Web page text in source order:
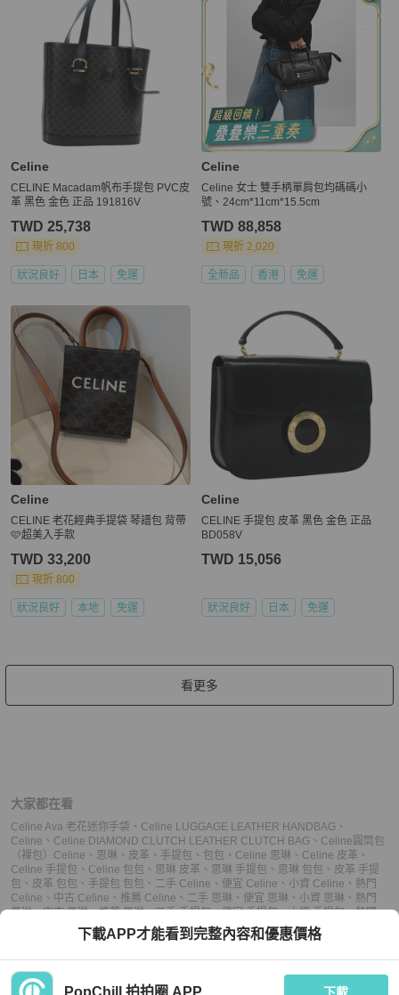
Celine
CELINE Macadam帆布手提包 PVC皮
革 黑色 金色 正品 191816V
TWD 25,738
現折 800
狀況良好 日本 免運
Celine
Celine 女士 雙手柄單肩包均碼碼小
號、24cm*11cm*15.5cm
TWD 88,858
現折 2,020
全新品 香港 免運
Celine
CELINE 老花經典手提袋 琴譜包 背帶
🩷超美入手款
TWD 33,200
現折 800
狀況良好 本地 免運
Celine
CELINE 手提包 皮革 黑色 金色 正品
BD058V
TWD 15,056
狀況良好 日本 免運
看更多
大家都在看
Celine Ava 老花迷你手袋 、 Celine LUGGAGE LEATHER HANDBAG 、
Celine 、 Celine DIAMOND CLUTCH LEATHER CLUTCH BAG 、 Celine圓筒包
（裸包） Celine 、 思琳 、 皮革 、 手提包 、 包包 、 Celine 思琳 、 Celine 皮革 、
Celine 手提包 、 Celine 包包 、 思琳 皮革 、 思琳 手提包 、 思琳 包包 、 皮革 手提
包 、 皮革 包包 、 手提包 包包 、 二手 Celine 、 便宜 Celine 、 小資 Celine 、 熱門
Celine 、 中古 Celine 、 推薦 Celine 、 二手 思琳 、 便宜 思琳 、 小資 思琳 、 熱門
思琳、中古 思琳、推薦 思琳、二手 手提包、便宜 手提包、小資 手提包、熱門
中古 手提包 、推薦 手提包、二手 包包 、便宜 包包、小資 包包
中古 包包 、推薦 包包
下載APP才能看到完整內容和優惠價格
PopChill 拍拍圈 APP